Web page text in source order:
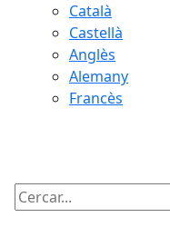
Català
Castellà
Anglès
Alemany
Francès
Cercar: